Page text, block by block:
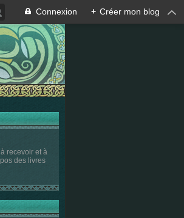
Connexion + Créer mon blog
recevoir et à
des livres